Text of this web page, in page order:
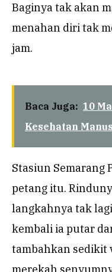
Baginya tak akan
menahan diri tak
jam.
Baca Juga: 10
Kesehatan
Stasiun Semarang
petang itu.
langkahnya tak
kembali ia putar
tambahkan sedikit